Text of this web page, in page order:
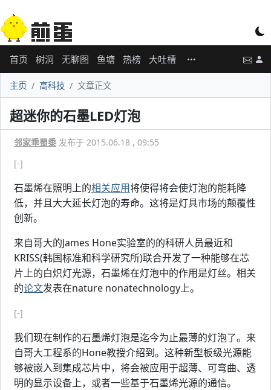
首页 树洞 无聊图 鱼塘 热榜 大吐槽
主页 高科技 文章正文
超迷你的石墨LED灯泡
邻家乖蜀黍 发布于 2015.06.18 , 09:55
[-]
石墨烯在照明上的相关应用将使得将会使灯泡的能耗降
低，并且大大延长灯泡的寿命。这将是灯具市场的颠覆性
创新。
来自哥大的James Hone实验室的的科研人员最近和
KRISS(韩国标准和科学研究所)联合开发了一种能够在芯
片上的白炽灯光源，石墨烯在灯泡中的作用是灯丝。相关
的论文发表在nature nonatechnology上。
[-]
我们现在制作的石墨烯灯泡是迄今为止最薄的灯泡了。来
自哥大工程系的Hone教授介绍到。这种新型板级光源能
够被嵌入到集成芯片中，将会被应用于超薄、可弯曲、透
明的显示设备上，或者一些基于石墨烯光源的通信。